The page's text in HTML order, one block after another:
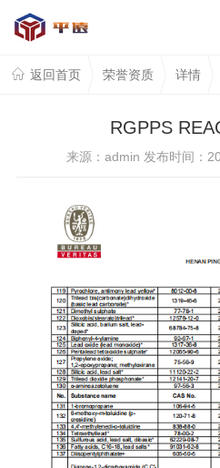
返回首页 荣誉资质 详情
RGPPS
来源：admin 发布时间：